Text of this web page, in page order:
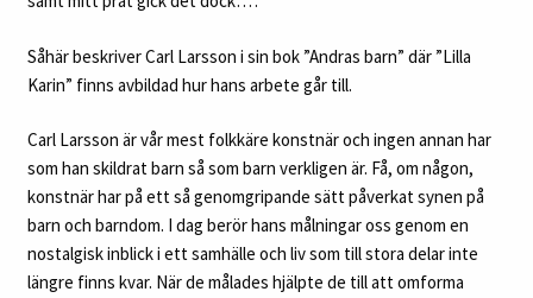
Såhär beskriver Carl Larsson i sin bok ”Andras barn” där ”Lilla
Karin” finns avbildad hur hans arbete går till.
Carl Larsson är vår mest folkkäre konstnär och ingen annan har
som han skildrat barn så som barn verkligen är. Få, om någon,
konstnär har på ett så genomgripande sätt påverkat synen på
barn och barndom. I dag berör hans målningar oss genom en
nostalgisk inblick i ett samhälle och liv som till stora delar inte
längre finns kvar. När de målades hjälpte de till att omforma